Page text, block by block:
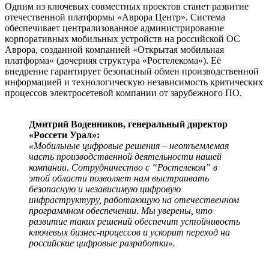
Одним из ключевых совместных проектов станет развитие
отечественной платформы «Аврора Центр». Система
обеспечивает централизованное администрирование
корпоративных мобильных устройств на российской ОС
Аврора, созданной компанией «Открытая мобильная
платформа» (дочерняя структура «Ростелекома»). Её
внедрение гарантирует безопасный обмен производственной
информацией и технологическую независимость критических
процессов электросетевой компании от зарубежного ПО.
Дмитрий Воденников, генеральный директор
«Россети Урал»:
«Мобильные цифровые решения – неотъемлемая
часть производственной деятельности нашей
компании. Сотрудничество с “Ростелеком” в
этой области позволяет нам выстраивать
безопасную и независимую цифровую
инфраструктуру, работающую на отечественном
программном обеспечении. Мы уверены, что
развитие таких решений обеспечит устойчивость
ключевых бизнес-процессов и ускорит переход на
российские цифровые разработки».